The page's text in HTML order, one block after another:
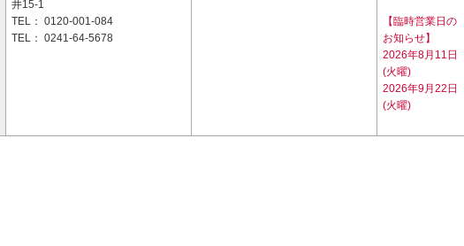
井15-1
TEL： 0120-001-084
TEL： 0241-64-5678
【臨時営業日の
お知らせ】
2026年8月11日
(火曜)
2026年9月22日
(火曜)